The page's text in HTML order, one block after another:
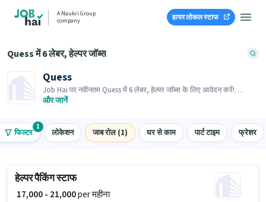
A Naukri Group
company
हायर लोकल स्टाफ
Quess में 6 लेबर, हेल्पर जॉब्स
Quess
Job Hai पर नवीनतम Quess में 6 लेबर, हेल्पर जॉब्स के लिए आवेदन करें!
भर्तीकर्ता के पास आपके क्षेत्र में तत्काल रिक्तियां हैं।
और जानें
फिल्टर
1
लोकेशन जाब रोल (1) घर से काम पार्ट टाइम फ्रेशर
हेल्पर पैकिंग स्टाफ
₹ 17,000 - 21,000per महीना